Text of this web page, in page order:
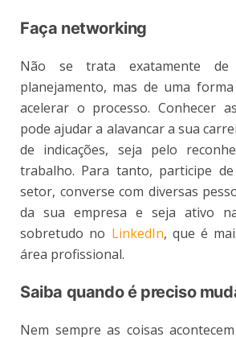
Faça networking
Não se trata exatamente
planejamento, mas de uma
acelerar o processo. Conhecer
pode ajudar a alavancar a sua
de indicações, seja pelo
trabalho. Para tanto, participe
setor, converse com diversas
da sua empresa e seja ativo
sobretudo no LinkedIn, que é
área profissional.
Saiba quando é preciso
Nem sempre as coisas